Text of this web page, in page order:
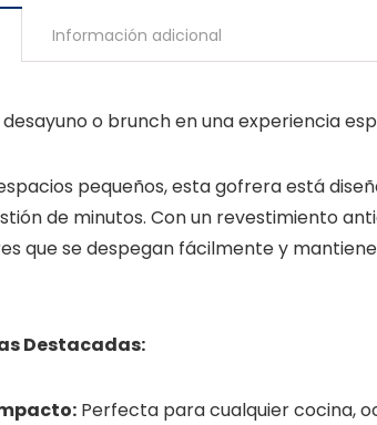
Información adicional
o brunch en una experiencia
pequeños, esta gofrera está
de minutos. Con un revestimiento
que se despegan fácilmente y
Destacadas:
Perfecta para cualquier cocina,